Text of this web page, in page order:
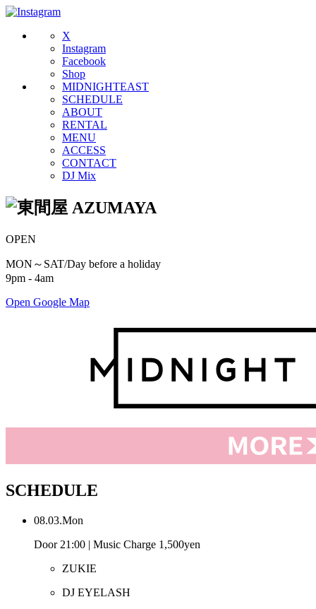
X
Instagram
Facebook
Shop
MIDNIGHTEAST
SCHEDULE
ABOUT
RENTAL
MENU
ACCESS
CONTACT
DJ Mix
OPEN
MON～SAT/Day before a holiday
9pm - 4am
Open Google Map
SCHEDULE
08.03.Mon
Door 21:00 | Music Charge 1,500yen
ZUKIE
DJ EYELASH